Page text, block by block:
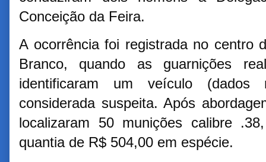
Conceição da Feira.
A ocorrência foi registrada no centro
Branco, quando as guarnições
identificaram um veículo (dados
considerada suspeita. Após
localizaram 50 munições calibre
quantia de R$ 504,00 em espécie.